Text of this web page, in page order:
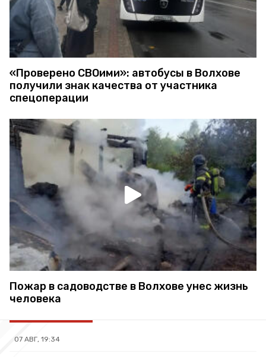
«Проверено СВОими»: автобусы в Волхове
получили знак качества от участника
спецоперации
Пожар в садоводстве в Волхове унес жизнь
человека
07 АВГ, 19:34